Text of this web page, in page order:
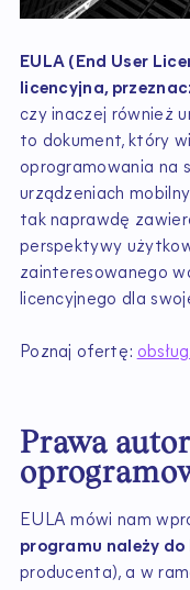
EULA (End User
licencyjna,
czy inaczej również
to dokument, który
oprogramowania na
urządzeniach
tak naprawdę
perspektywy
zainteresowanego
licencyjnego dla
Poznaj ofertę:
Prawa
EULA mówi nam
programu należy
producenta), a w